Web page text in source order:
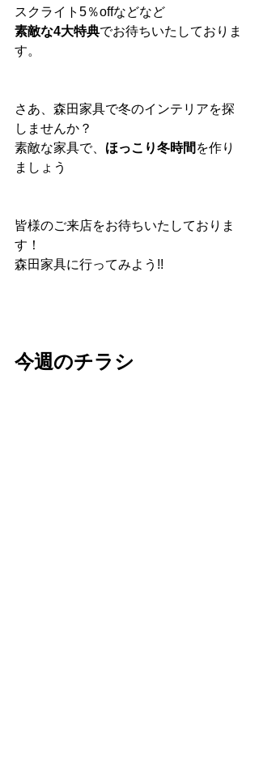
スクライト5％offなどなど
素敵な4大特典でお待ちいたしておりま
す。
さあ、森田家具で冬のインテリアを探
しませんか？
素敵な家具で、 ほっこり冬時間 を作り
ましょう
皆様のご来店をお待ちいたしておりま
す！
森田家具に行ってみよう!!
今週のチラシ